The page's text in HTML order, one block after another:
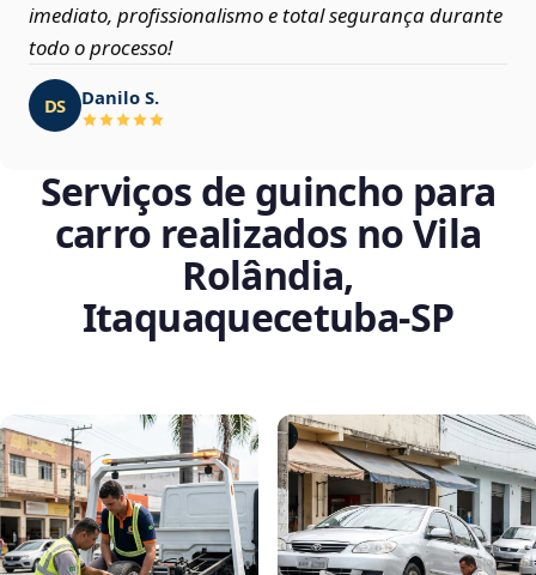
imediato, profissionalismo e total segurança durante
todo o processo!
DS Danilo S.
Serviços de guincho para
carro realizados no Vila
Rolândia,
Itaquaquecetuba‑SP